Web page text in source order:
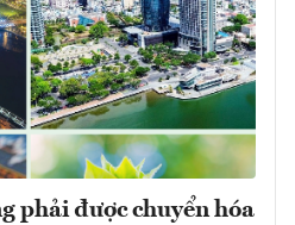
phải được chuyển hóa